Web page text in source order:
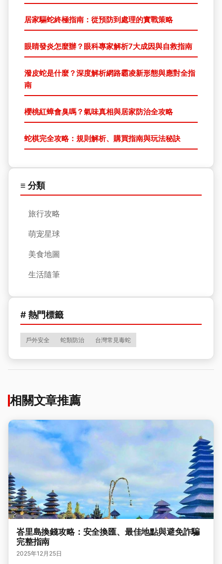
居家驅蛇終極指南：從預防到處理的實戰策略
眼睛發炎怎麼辦？眼科專家解析7大成因與自救指南
潑皮蛇是什麼？深度解析網路霸凌新形態與應對全指
南
櫻桃紅蟑會臭嗎？氣味真相與居家防治全攻略
蛇棋完全攻略：規則解析、購買指南與玩法秘訣
≡ 分類
旅行攻略
萌宠星球
美食地圖
生活隨筆
# 熱門標籤
戶外安全 蛇類防治 台灣常見毒蛇
相關文章推薦
峇里島換錢攻略：安全換匯、最佳地點與避免詐騙
完整指南
2025年12月25日